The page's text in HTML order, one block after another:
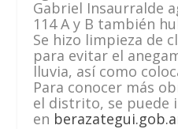
Gabriel Insaurralde
114 A y B también
Se hizo limpieza de
para evitar el
lluvia, así como
Para conocer más
el distrito, se puede
en